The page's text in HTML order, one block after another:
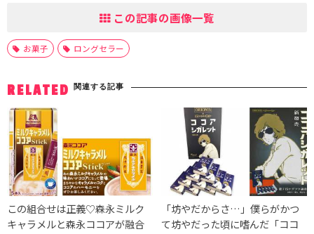
この記事の画像一覧
お菓子 ロングセラー
RELATED 関連する記事
この組合せは正義♡森永ミルク
キャラメルと森永ココアが融合
「坊やだからさ…」僕らがかつ
て坊やだった頃に嗜んだ「ココ